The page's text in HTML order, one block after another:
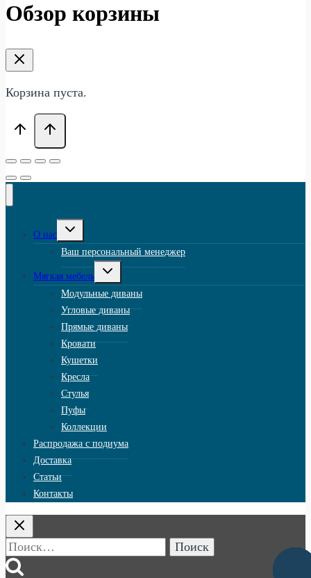
Обзор корзины
Корзина пуста.
О нас
Переключить
дочернее
меню
Ваш персональный менеджер
Мягкая мебель
Переключить
дочернее
меню
Модульные диваны
Угловые диваны
Прямые диваны
Кровати
Кушетки
Кресла
Стулья
Пуфы
Коллекции
Распродажа с подиума
Доставка
Статьи
Контакты
Найти: